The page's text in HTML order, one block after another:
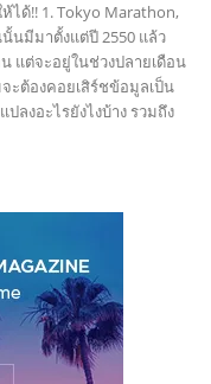
ได้!! 1. Tokyo Marathon,
นมีมาตั้งแต่ปี 2550 แล้ว
แต่จะอยู่ในช่วงปลายเดือน
ะต้องคอยเสิร์ชข้อมูลเป็น
ลงอะไรยังไงบ้าง รวมถึง